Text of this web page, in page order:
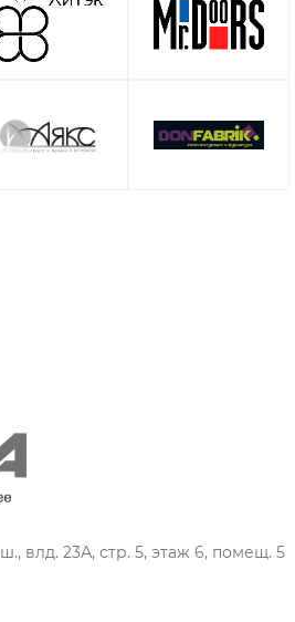
влд. 23А, стр. 5, этаж 6, помещ. 5